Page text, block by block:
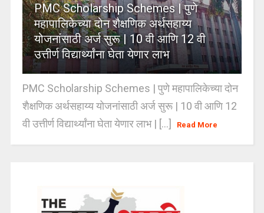
PMC Scholarship Schemes | पुणे
महापालिकेच्या दोन शैक्षणिक अर्थसहाय्य
योजनांसाठी अर्ज सुरू | 10 वी आणि 12 वी
उत्तीर्ण विद्यार्थ्यांना घेता येणार लाभ
PMC Scholarship Schemes | पुणे महापालिकेच्या दोन
शैक्षणिक अर्थसहाय्य योजनांसाठी अर्ज सुरू | 10 वी आणि 12
वी उत्तीर्ण विद्यार्थ्यांना घेता येणार लाभ | [...]
Read More